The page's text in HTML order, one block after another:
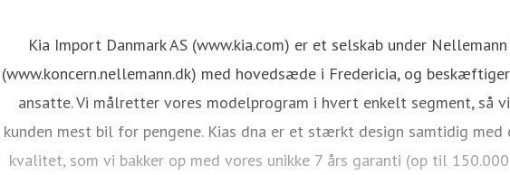
Kia Import Danmark AS (www.kia.com) er et selskab under
(www.koncern.nellemann.dk) med hovedsæde i Fredericia, og
ansatte. Vi målretter vores modelprogram i hvert enkelt segment, så
kunden mest bil for pengene. Kias dna er et stærkt design samtidig med
kvalitet, som vi bakker op med vores unikke 7 års garanti (op til